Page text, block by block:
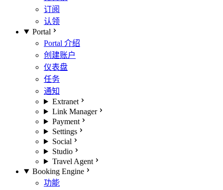
订阅
认领
Portal
Portal 介绍
创建账户
仪表盘
任务
通知
Extranet
Link Manager
Payment
Settings
Social
Studio
Travel Agent
Booking Engine
功能